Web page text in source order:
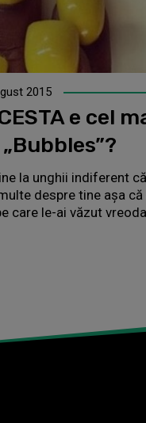
2015
e cel
la unghii indiferent
despre tine aşa
care le-ai văzut